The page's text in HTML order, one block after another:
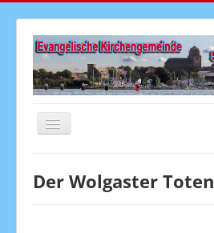
Navigation
Aktuelles
Der Wolgaster